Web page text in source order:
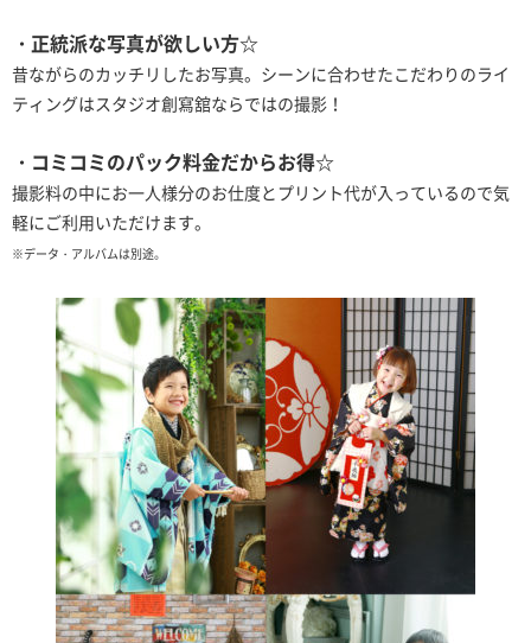
・正統派な写真が欲しい方☆
昔ながらのカッチリしたお写真。シーンに合わせたこだわりのライ
ティングはスタジオ創寫舘ならではの撮影！
・コミコミのパック料金だからお得☆
撮影料の中にお一人様分のお仕度とプリント代が入っているので気
軽にご利用いただけます。
※データ・アルバムは別途。